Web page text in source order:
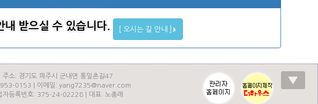
받으실 수 있습니다. [ 오시는 길 안내 ]
주소: 경기도 파주시 군내면 통일촌길47
0153 | 이메일: yang7235@naver.com
등록번호: 375-24-02228 | 대표: 노총래
▼